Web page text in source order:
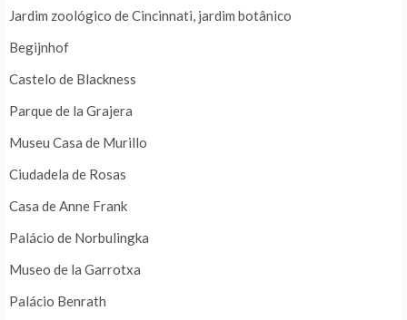
Jardim zoológico de Cincinnati, jardim botânico
Begijnhof
Castelo de Blackness
Parque de la Grajera
Museu Casa de Murillo
Ciudadela de Rosas
Casa de Anne Frank
Palácio de Norbulingka
Museo de la Garrotxa
Palácio Benrath